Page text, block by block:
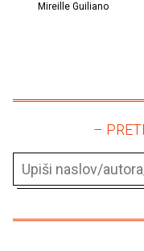
Mireille Guiliano
–